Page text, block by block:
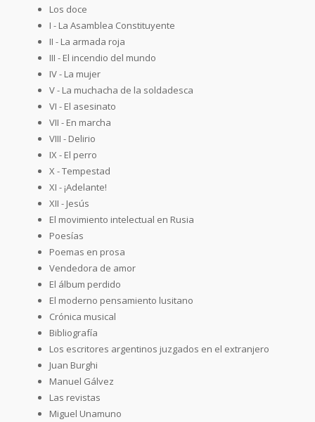
Los doce
I - La Asamblea Constituyente
II - La armada roja
III - El incendio del mundo
IV - La mujer
V - La muchacha de la soldadesca
VI - El asesinato
VII - En marcha
VIII - Delirio
IX - El perro
X - Tempestad
XI - ¡Adelante!
XII - Jesús
El movimiento intelectual en Rusia
Poesías
Poemas en prosa
Vendedora de amor
El álbum perdido
El moderno pensamiento lusitano
Crónica musical
Bibliografía
Los escritores argentinos juzgados en el extranjero
Juan Burghi
Manuel Gálvez
Las revistas
Miguel Unamuno